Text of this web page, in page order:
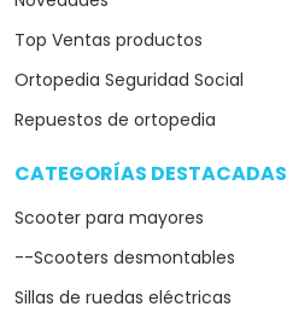
Top Ventas productos
Ortopedia Seguridad Social
Repuestos de ortopedia
CATEGORÍAS DESTACADAS
Scooter para mayores
--Scooters desmontables
Sillas de ruedas eléctricas